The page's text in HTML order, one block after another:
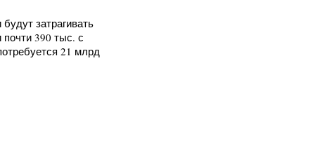
затрагивать
390 тыс. с
21 млрд